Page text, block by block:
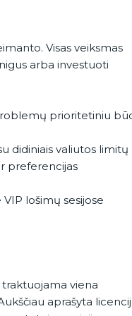
Visas veiksmas
arba investuoti
prioritetiniu
didiniais valiutos limitų
preferencijas
lošimų sesijose
traktuojama viena
aprašyta